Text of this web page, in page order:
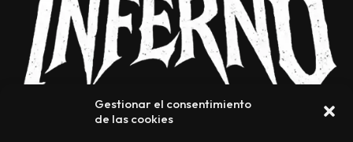
Gestionar el consentimiento
de las cookies